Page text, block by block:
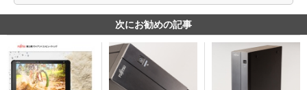
次にお勧めの記事